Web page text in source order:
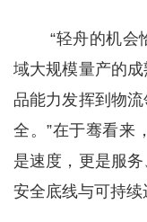
“轻舟的机会
域大规模量产的
品能力发挥到物
全。”在于骞看来
是速度，更是服
安全底线与可持续